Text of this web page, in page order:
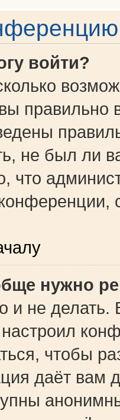
войти?
правильно
не был ли
что
нужно
и не делать.
настроил
чтобы
даёт вам